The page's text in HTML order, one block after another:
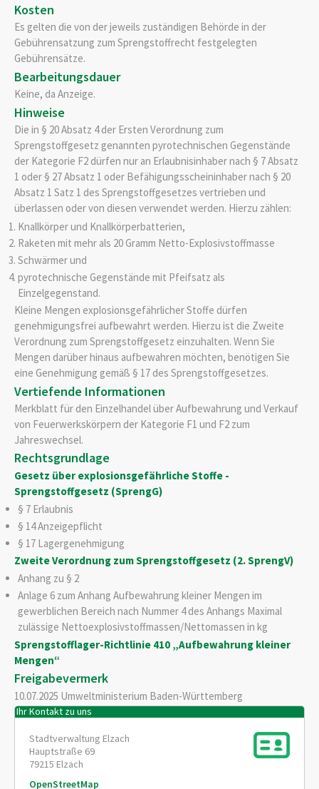
Kosten
Es gelten die von der jeweils zuständigen Behörde in der
Gebührensatzung zum Sprengstoffrecht festgelegten
Gebührensätze.
Bearbeitungsdauer
Keine, da Anzeige.
Hinweise
Die in § 20 Absatz 4 der Ersten Verordnung zum
Sprengstoffgesetz genannten pyrotechnischen Gegenstände
der Kategorie F2 dürfen nur an Erlaubnisinhaber nach § 7 Absatz
1 oder § 27 Absatz 1 oder Befähigungsscheininhaber nach § 20
Absatz 1 Satz 1 des Sprengstoffgesetzes vertrieben und
überlassen oder von diesen verwendet werden. Hierzu zählen:
Knallkörper und Knallkörperbatterien,
Raketen mit mehr als 20 Gramm Netto-Explosivstoffmasse
Schwärmer und
pyrotechnische Gegenstände mit Pfeifsatz als
Einzelgegenstand.
Kleine Mengen explosionsgefährlicher Stoffe dürfen
genehmigungsfrei aufbewahrt werden. Hierzu ist die Zweite
Verordnung zum Sprengstoffgesetz einzuhalten. Wenn Sie
Mengen darüber hinaus aufbewahren möchten, benötigen Sie
eine Genehmigung gemäß § 17 des Sprengstoffgesetzes.
Vertiefende Informationen
Merkblatt für den Einzelhandel über Aufbewahrung und Verkauf
von Feuerwerkskörpern der Kategorie F1 und F2 zum
Jahreswechsel.
Rechtsgrundlage
Gesetz über explosionsgefährliche Stoffe -
Sprengstoffgesetz (SprengG)
§ 7 Erlaubnis
§ 14 Anzeigepflicht
§ 17 Lagergenehmigung
Zweite Verordnung zum Sprengstoffgesetz (2. SprengV)
Anhang zu § 2
Anlage 6 zum Anhang Aufbewahrung kleiner Mengen im
gewerblichen Bereich nach Nummer 4 des Anhangs Maximal
zulässige Nettoexplosivstoffmassen/Nettomassen in kg
Sprengstofflager-Richtlinie 410 „Aufbewahrung kleiner
Mengen“
Freigabevermerk
10.07.2025 Umweltministerium Baden-Württemberg
Ihr Kontakt zu uns
Stadtverwaltung Elzach
Hauptstraße 69
79215 Elzach
OpenStreetMap